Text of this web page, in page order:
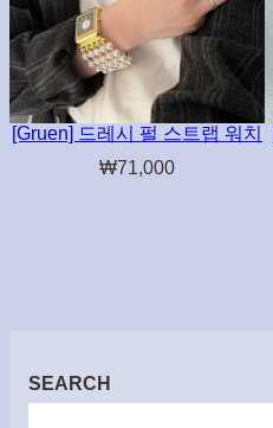
[Gruen] 드레시 펄 스트랩 워치
₩71,000
SEARCH